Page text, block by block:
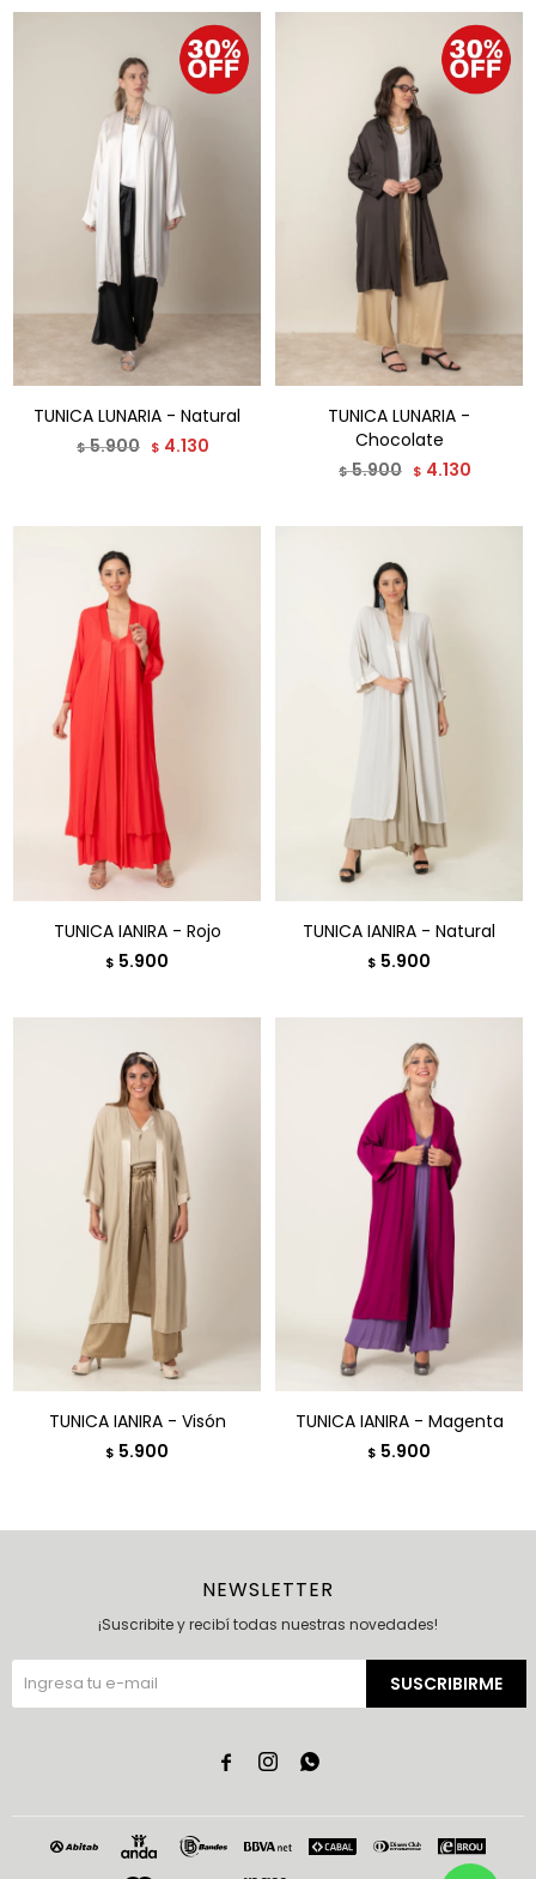
TUNICA LUNARIA - Natural
$5.900 $ 4.130
TUNICA LUNARIA -
Chocolate
$5.900 $ 4.130
TUNICA IANIRA - Rojo
$ 5.900
TUNICA IANIRA - Natural
$ 5.900
TUNICA IANIRA - Visón
$ 5.900
TUNICA IANIRA - Magenta
$ 5.900
NEWSLETTER
¡Suscribite y recibí todas nuestras novedades!
SUSCRIBIRME
  